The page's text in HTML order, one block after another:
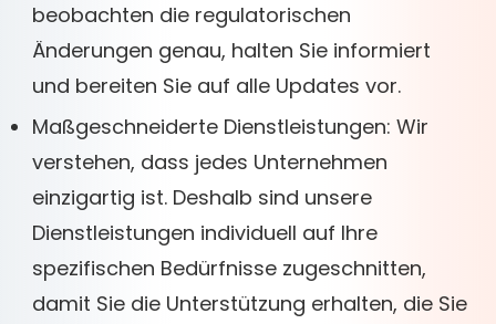
beobachten die regulatorischen
Änderungen genau, halten Sie informiert
und bereiten Sie auf alle Updates vor.
Maßgeschneiderte Dienstleistungen: Wir
verstehen, dass jedes Unternehmen
einzigartig ist. Deshalb sind unsere
Dienstleistungen individuell auf Ihre
spezifischen Bedürfnisse zugeschnitten,
damit Sie die Unterstützung erhalten, die Sie